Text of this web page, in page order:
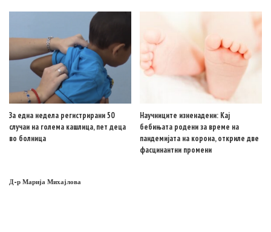
За една недела регистрирани 50
случаи на голема кашлица, пет деца
во болница
Научниците изненадени: Кај
бебињата родени за време на
пандемијата на корона, откриле две
фасцинантни промени
Д-р Марија Михајлова